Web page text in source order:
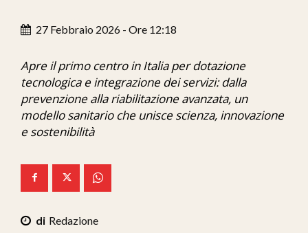
Ita-Mondo
C7 Play
We Calabria
Mix Zone
27 Febbraio 2026 - Ore 12:18
Apre il primo centro in Italia per dotazione
tecnologica e integrazione dei servizi: dalla
prevenzione alla riabilitazione avanzata, un
modello sanitario che unisce scienza, innovazione
e sostenibilità
Redazione